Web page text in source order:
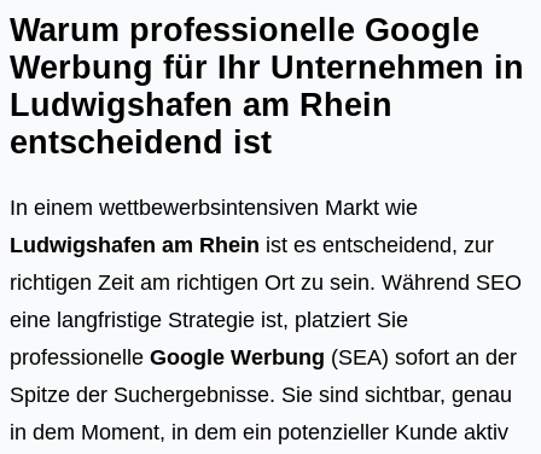
Warum professionelle Google
Werbung für Ihr Unternehmen in
Ludwigshafen am Rhein
entscheidend ist
In einem wettbewerbsintensiven Markt wie
Ludwigshafen am Rhein ist es entscheidend, zur
richtigen Zeit am richtigen Ort zu sein. Während SEO
eine langfristige Strategie ist, platziert Sie
professionelle Google Werbung (SEA) sofort an der
Spitze der Suchergebnisse. Sie sind sichtbar, genau
in dem Moment, in dem ein potenzieller Kunde aktiv